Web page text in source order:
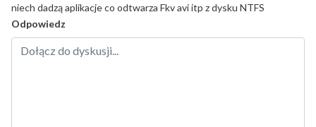
niech dadzą aplikacje co odtwarza Fkv avi itp z dysku NTFS
Odpowiedz